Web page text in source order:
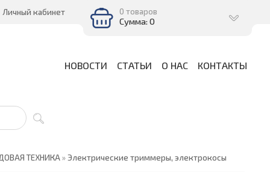
Личный кабинет 0 товаров
Сумма: 0
НОВОСТИ СТАТЬИ О НАС КОНТАКТЫ
ТЕХНИКА»Электрические триммеры, электрокосы